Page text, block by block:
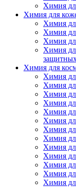
Химия
Химия для
Химия
Химия
Химия
Химия
Химия для
Химия
Химия
Химия
Химия
Химия
Химия
Химия
Химия
Химия
Химия
Химия
Химия
Химия